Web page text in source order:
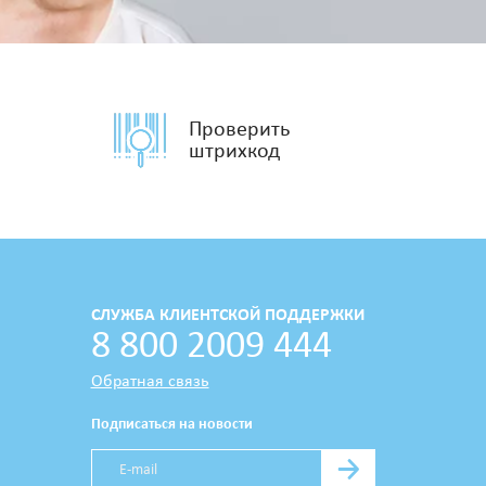
Проверить
штрихкод
СЛУЖБА КЛИЕНТСКОЙ ПОДДЕРЖКИ
8 800 2009 444
Обратная связь
Подписаться на новости
→